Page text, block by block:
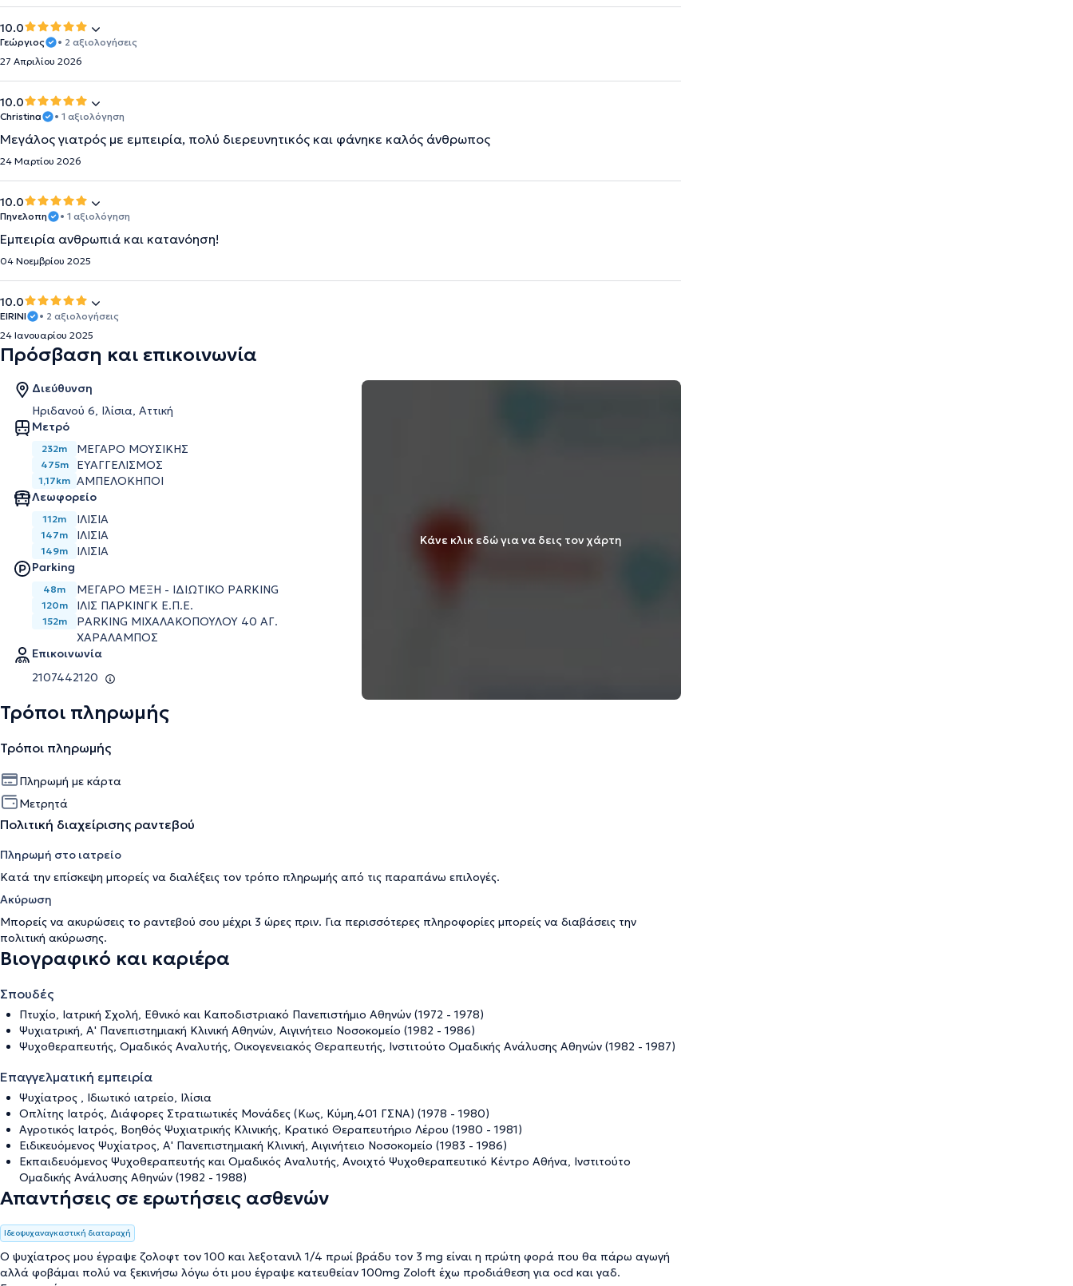
10.0
Γεώργιος
• 2 αξιολογήσεις
27 Απριλίου 2026
10.0
Christina • 1 αξιολόγηση
Μεγάλος γιατρός με εμπειρία, πολύ διερευνητικός και φάνηκε καλός άνθρωπος
24 Μαρτίου 2026
10.0
Πηνελοπη • 1 αξιολόγηση
Εμπειρία ανθρωπιά και κατανόηση!
04 Νοεμβρίου 2025
10.0
EIRINI
• 2 αξιολογήσεις
24 Ιανουαρίου 2025
Πρόσβαση και επικοινωνία
Διεύθυνση
Ηριδανού 6, Ιλίσια, Αττική
Μετρό
232m ΜΕΓΑΡΟ ΜΟΥΣΙΚΗΣ
475m ΕΥΑΓΓΕΛΙΣΜΟΣ
1,17km ΑΜΠΕΛΟΚΗΠΟΙ
Λεωφορείο
112m ΙΛIΣΙΑ
147m ΙΛΙΣΙΑ
149m
ΙΛΙΣΙΑ
Parking
48m ΜΕΓΑΡΟ ΜΕΞΗ - ΙΔΙΩΤΙΚΟ PARKING
120m ΙΛΙΣ ΠΑΡΚΙΝΓΚ Ε.Π.Ε.
152m
PARKING ΜΙΧΑΛΑΚΟΠΟΥΛΟΥ 40 ΑΓ.
ΧΑΡΑΛΑΜΠΟΣ
Επικοινωνία
2107442120
Κάνε κλικ εδώ για να δεις τον χάρτη
Τρόποι πληρωμής
Τρόποι πληρωμής
Πληρωμή με κάρτα
Μετρητά
Πολιτική διαχείρισης ραντεβού
Πληρωμή στο ιατρείο
Κατά την επίσκεψη μπορείς να διαλέξεις τον τρόπο πληρωμής από τις παραπάνω επιλογές.
Ακύρωση
Μπορείς να ακυρώσεις το ραντεβού σου μέχρι 3 ώρες πριν. Για περισσότερες πληροφορίες μπορείς να διαβάσεις την
πολιτική ακύρωσης.
Βιογραφικό και καριέρα
Σπουδές
Πτυχίο, Ιατρική Σχολή, Εθνικό και Καποδιστριακό Πανεπιστήμιο Αθηνών (1972 - 1978)
Ψυχιατρική, Α' Πανεπιστημιακή Κλινική Αθηνών, Αιγινήτειο Νοσοκομείο (1982 - 1986)
Ψυχοθεραπευτής, Ομαδικός Αναλυτής, Οικογενειακός Θεραπευτής, Ινστιτούτο Ομαδικής Ανάλυσης Αθηνών (1982 - 1987)
Επαγγελματική εμπειρία
Ψυχίατρος , Ιδιωτικό ιατρείο, Ιλίσια
Οπλίτης Ιατρός, Διάφορες Στρατιωτικές Μονάδες (Κως, Κύμη,401 ΓΣΝΑ) (1978 - 1980)
Αγροτικός Ιατρός, Βοηθός Ψυχιατρικής Κλινικής, Κρατικό Θεραπευτήριο Λέρου (1980 - 1981)
Ειδικευόμενος Ψυχίατρος, Α' Πανεπιστημιακή Κλινική, Αιγινήτειο Νοσοκομείο (1983 - 1986)
Εκπαιδευόμενος Ψυχοθεραπευτής και Ομαδικός Αναλυτής, Ανοιχτό Ψυχοθεραπευτικό Κέντρο Αθήνα, Ινστιτούτο
Ομαδικής Ανάλυσης Αθηνών (1982 - 1988)
Απαντήσεις σε ερωτήσεις ασθενών
Ιδεοψυχαναγκαστική διαταραχή
Ο ψυχίατρος μου έγραψε ζολοφτ τον 100 και λεξοτανιλ 1/4 πρωί βράδυ τον 3 mg είναι η πρώτη φορά που θα πάρω αγωγή
αλλά φοβάμαι πολύ να ξεκινήσω λόγω ότι μου έγραψε κατευθείαν 100mg Zoloft έχω προδιάθεση για ocd και γαδ.